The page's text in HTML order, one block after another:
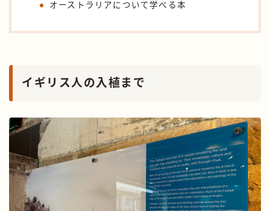
オーストラリアについて学べる本
イギリス人の入植まで